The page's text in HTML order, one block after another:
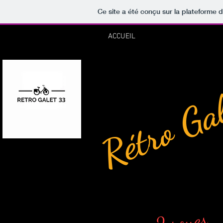
Ce site a été conçu sur la plateforme
ACCUEIL
Rétro